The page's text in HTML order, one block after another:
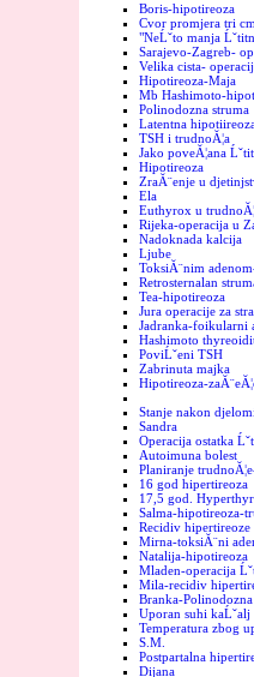
Boris-hipotireoza
Cvor promjera tri
"NeĹˇto manja
Sarajevo-Zagreb-
Velika cista-
Hipotireoza-Maja
Mb Hashimoto-
Polinodozna struma
Latentna
TSH i trudnoĂ¦a
Jako poveĂ¦ana
Hipotireoza
ZraĂ¨enje u
Ela
Euthyrox u
Rijeka-operacija u
Nadoknada kalcija
Ljube
ToksiĂ¨nim
Retrosternalan
Tea-hipotireoza
Jura operacije za
Jadranka-foikularni
Hashimoto
PoviĹˇeni TSH
Zabrinuta majka
Hipotireoza-
Stanje nakon
Sandra
Operacija ostatka
Autoimuna bolest
Planiranje
16 god hipertireoza
17,5 god.
Salma-hipotireoza-
Recidiv hipertireoze
Mirna-toksiĂ¨ni
Natalija-hipotireoza
Mladen-operacija
Mila-recidiv
Branka-
Uporan suhi kaĹˇalj
Temperatura zbog
S.M.
Postpartalna
Dijana